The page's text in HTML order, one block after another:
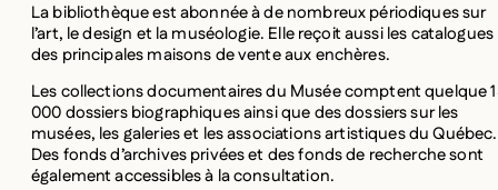
La bibliothèque est abonnée à de nombreux périodiques sur
l’art, le design et la muséologie. Elle reçoit aussi les catalogues
des principales maisons de vente aux enchères.
Les collections documentaires du Musée comptent quelque
000 dossiers biographiques ainsi que des dossiers sur les
musées, les galeries et les associations artistiques du Québec.
Des fonds d’archives privées et des fonds de recherche sont
également accessibles à la consultation.